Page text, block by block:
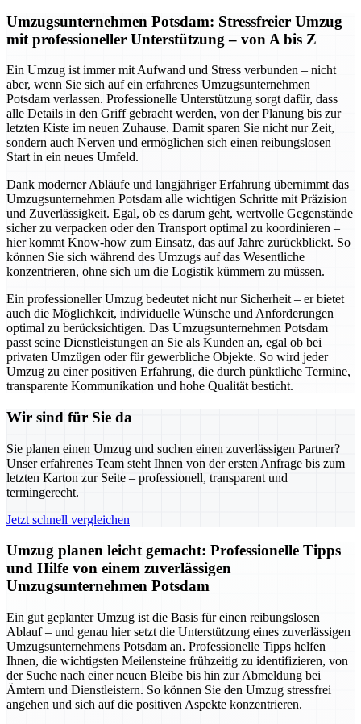
Umzugsunternehmen Potsdam: Stressfreier Umzug
mit professioneller Unterstützung – von A bis Z
Ein Umzug ist immer mit Aufwand und Stress verbunden – nicht
aber, wenn Sie sich auf ein erfahrenes Umzugsunternehmen
Potsdam verlassen. Professionelle Unterstützung sorgt dafür, dass
alle Details in den Griff gebracht werden, von der Planung bis zur
letzten Kiste im neuen Zuhause. Damit sparen Sie nicht nur Zeit,
sondern auch Nerven und ermöglichen sich einen reibungslosen
Start in ein neues Umfeld.
Dank moderner Abläufe und langjähriger Erfahrung übernimmt das
Umzugsunternehmen Potsdam alle wichtigen Schritte mit Präzision
und Zuverlässigkeit. Egal, ob es darum geht, wertvolle Gegenstände
sicher zu verpacken oder den Transport optimal zu koordinieren –
hier kommt Know-how zum Einsatz, das auf Jahre zurückblickt. So
können Sie sich während des Umzugs auf das Wesentliche
konzentrieren, ohne sich um die Logistik kümmern zu müssen.
Ein professioneller Umzug bedeutet nicht nur Sicherheit – er bietet
auch die Möglichkeit, individuelle Wünsche und Anforderungen
optimal zu berücksichtigen. Das Umzugsunternehmen Potsdam
passt seine Dienstleistungen an Sie als Kunden an, egal ob bei
privaten Umzügen oder für gewerbliche Objekte. So wird jeder
Umzug zu einer positiven Erfahrung, die durch pünktliche Termine,
transparente Kommunikation und hohe Qualität besticht.
Wir sind für Sie da
Sie planen einen Umzug und suchen einen zuverlässigen Partner?
Unser erfahrenes Team steht Ihnen von der ersten Anfrage bis zum
letzten Karton zur Seite – professionell, transparent und
termingerecht.
Jetzt schnell vergleichen
Umzug planen leicht gemacht: Professionelle Tipps
und Hilfe von einem zuverlässigen
Umzugsunternehmen Potsdam
Ein gut geplanter Umzug ist die Basis für einen reibungslosen
Ablauf – und genau hier setzt die Unterstützung eines zuverlässigen
Umzugsunternehmens Potsdam an. Professionelle Tipps helfen
Ihnen, die wichtigsten Meilensteine frühzeitig zu identifizieren, von
der Suche nach einer neuen Bleibe bis hin zur Abmeldung bei
Ämtern und Dienstleistern. So können Sie den Umzug stressfrei
angehen und sich auf die positiven Aspekte konzentrieren.